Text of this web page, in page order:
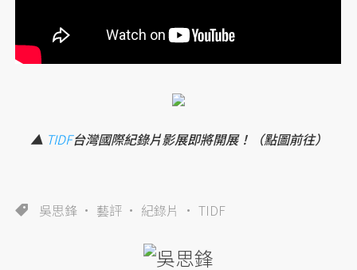
▲ TIDF台灣國際紀錄片影展即將開展！（點圖前往）
吳思鋒 藝評 紀錄片 TIDF